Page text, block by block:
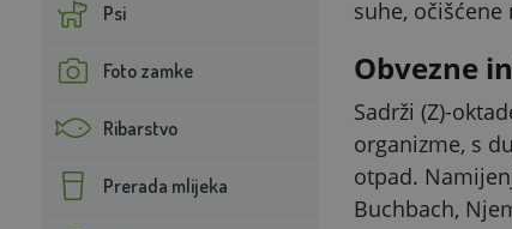
Psi
Foto zamke
Ribarstvo
Prerada mlijeka
suhe,
Obvezne
Sadrži (Z)-
organizme, s
otpad.
Buchbach,